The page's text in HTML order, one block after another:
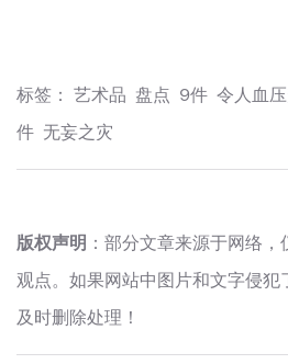
标签： 艺术品 盘点 9件 令人血
件 无妄之灾
版权声明 ：部分文章来源于网络
观点。如果网站中图片和文字侵
及时删除处理！